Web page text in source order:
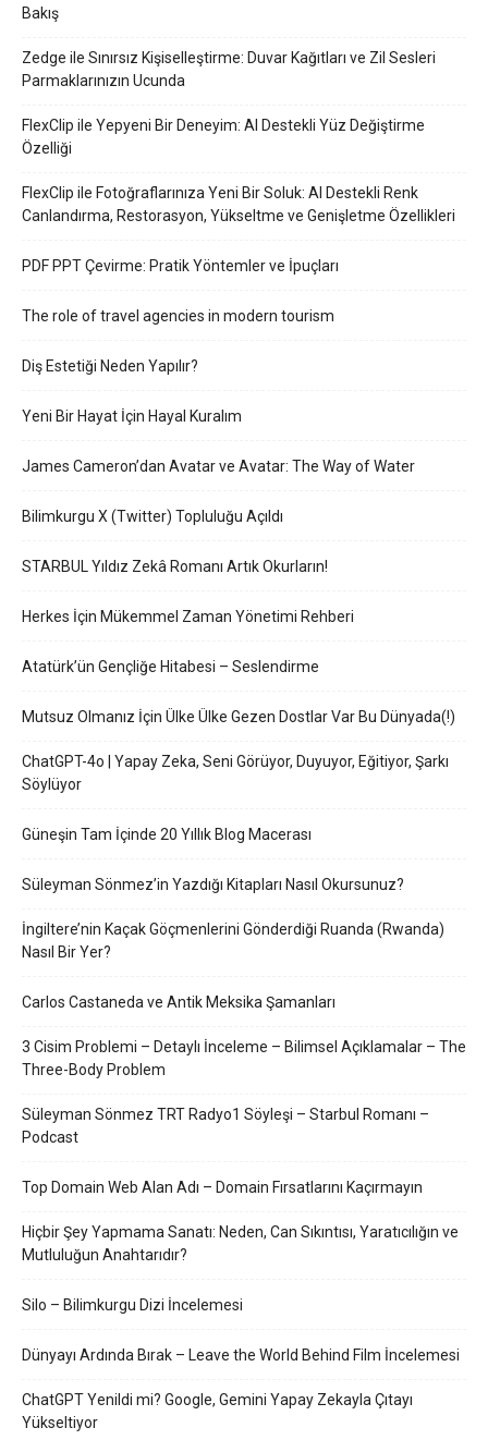
Bakış
Zedge ile Sınırsız Kişiselleştirme: Duvar Kağıtları ve Zil Sesleri
Parmaklarınızın Ucunda
FlexClip ile Yepyeni Bir Deneyim: AI Destekli Yüz Değiştirme
Özelliği
FlexClip ile Fotoğraflarınıza Yeni Bir Soluk: AI Destekli Renk
Canlandırma, Restorasyon, Yükseltme ve Genişletme Özellikleri
PDF PPT Çevirme: Pratik Yöntemler ve İpuçları
The role of travel agencies in modern tourism
Diş Estetiği Neden Yapılır?
Yeni Bir Hayat İçin Hayal Kuralım
James Cameron’dan Avatar ve Avatar: The Way of Water
Bilimkurgu X (Twitter) Topluluğu Açıldı
STARBUL Yıldız Zekâ Romanı Artık Okurların!
Herkes İçin Mükemmel Zaman Yönetimi Rehberi
Atatürk’ün Gençliğe Hitabesi – Seslendirme
Mutsuz Olmanız İçin Ülke Ülke Gezen Dostlar Var Bu Dünyada(!)
ChatGPT-4o | Yapay Zeka, Seni Görüyor, Duyuyor, Eğitiyor, Şarkı
Söylüyor
Güneşin Tam İçinde 20 Yıllık Blog Macerası
Süleyman Sönmez’in Yazdığı Kitapları Nasıl Okursunuz?
İngiltere’nin Kaçak Göçmenlerini Gönderdiği Ruanda (Rwanda)
Nasıl Bir Yer?
Carlos Castaneda ve Antik Meksika Şamanları
3 Cisim Problemi – Detaylı İnceleme – Bilimsel Açıklamalar – The
Three-Body Problem
Süleyman Sönmez TRT Radyo1 Söyleşi – Starbul Romanı –
Podcast
Top Domain Web Alan Adı – Domain Fırsatlarını Kaçırmayın
Hiçbir Şey Yapmama Sanatı: Neden, Can Sıkıntısı, Yaratıcılığın ve
Mutluluğun Anahtarıdır?
Silo – Bilimkurgu Dizi İncelemesi
Dünyayı Ardında Bırak – Leave the World Behind Film İncelemesi
ChatGPT Yenildi mi? Google, Gemini Yapay Zekayla Çıtayı
Yükseltiyor